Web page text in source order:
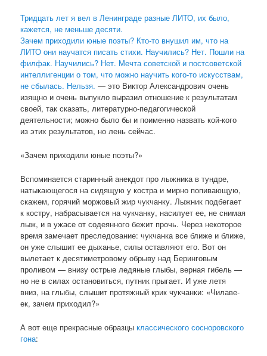
Тридцать лет я вел в Ленинграде разные ЛИТО, их было,
кажется, не меньше десяти.
Зачем приходили юные поэты? Кто-то внушил им, что на
ЛИТО они научатся писать стихи. Научились? Нет. Пошли на
филфак. Научились? Нет. Мечта советской и постсоветской
интеллигенции о том, что можно научить кого-то искусствам,
не сбылась. Нельзя. — это Виктор Александрович очень
изящно и очень выпукло выразил отношение к результатам
своей, так сказать, литературно-педагогической
деятельности; можно было бы и поименно назвать кой-кого
из этих результатов, но лень сейчас.
«Зачем приходили юные поэты?»
Вспоминается старинный анекдот про лыжника в тундре,
натыкающегося на сидящую у костра и мирно попивающую,
скажем, горячий моржовый жир чукчанку. Лыжник подбегает
к костру, набрасывается на чукчанку, насилует ее, не снимая
лыж, и в ужасе от содеянного бежит прочь. Через некоторое
время замечает преследование: чукчанка все ближе и ближе,
он уже слышит ее дыханье, силы оставляют его. Вот он
вылетает к десятиметровому обрыву над Беринговым
проливом — внизу острые ледяные глыбы, верная гибель —
но не в силах остановиться, путник прыгает. И уже летя
вниз, на глыбы, слышит протяжный крик чукчанки: «Чилаве-
ек, зачем приходил?»
А вот еще прекрасные образцыклассического сосноровского
гона: